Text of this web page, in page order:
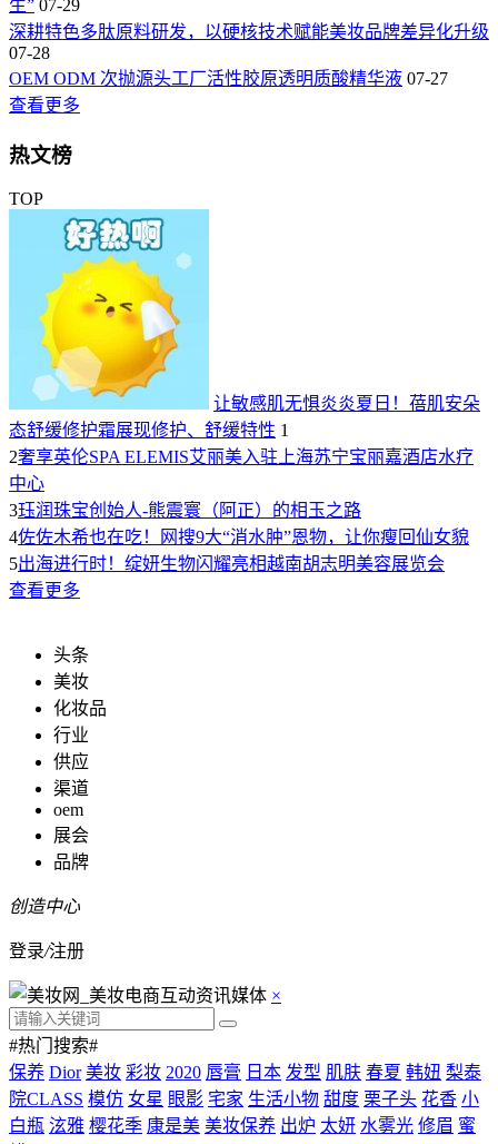
生” 07-29
深耕特色多肽原料研发，以硬核技术赋能美妆品牌差异化升级
07-28
OEM ODM 次抛源头工厂活性胶原透明质酸精华液 07-27
查看更多
热文榜
TOP
让敏感肌无惧炎炎夏日！蓓肌安朵
态舒缓修护霜展现修护、舒缓特性 1
2奢享英伦SPA ELEMIS艾丽美入驻上海苏宁宝丽嘉酒店水疗
中心
3珏润珠宝创始人-熊震寰（阿正）的相玉之路
4佐佐木希也在吃！网搜9大“消水肿”恩物，让你瘦回仙女貌
5出海进行时！绽妍生物闪耀亮相越南胡志明美容展览会
查看更多
头条
美妆
化妆品
行业
供应
渠道
oem
展会
品牌
创造中心
登录/注册
×
#热门搜索#
保养 Dior 美妆 彩妆 2020 唇膏 日本 发型 肌肤 春夏 韩妞 梨泰
院CLASS 模仿 女星 眼影 宅家 生活小物 甜度 栗子头 花香 小
白瓶 泫雅 樱花季 康是美 美妆保养 出炉 太妍 水雾光 修眉 蜜